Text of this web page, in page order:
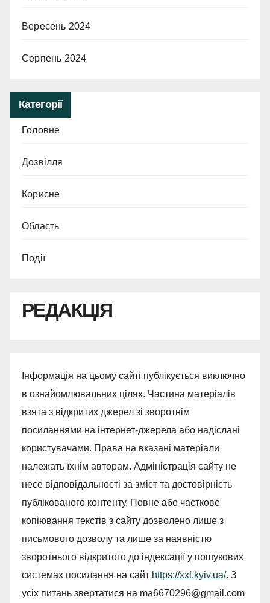
Вересень 2024
Серпень 2024
Категорії
Головне
Дозвілля
Корисне
Область
Події
РЕДАКЦІЯ
Інформація на цьому сайті публікується виключно
в ознайомлювальних цілях. Частина матеріалів
взята з відкритих джерел зі зворотнім
посиланнями на інтернет-джерела або надіслані
користувачами. Права на вказані матеріали
належать їхнім авторам. Адміністрація сайту не
несе відповідальності за зміст та достовірність
публікованого контенту. Повне або часткове
копіювання текстів з сайту дозволено лише з
письмового дозволу та лише за наявністю
зворотнього відкритого до індексації у пошукових
системах посилання на сайт https://xxl.kyiv.ua/. З
усіх питань звертатися на ma6670296@gmail.com